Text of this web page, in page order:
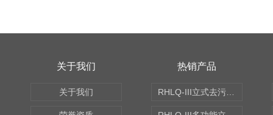
关于我们
关于我们
热销产品